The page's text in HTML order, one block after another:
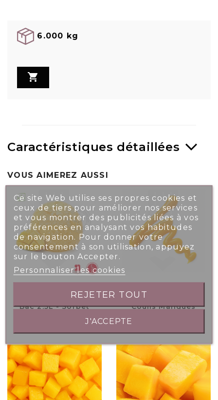
6.000 kg

Caractéristiques détaillées
VOUS AIMEREZ AUSSI
Bac 2.5L - Sorbet
Coulis Mangues
Ce site Web utilise ses propres cookies et
ceux de tiers pour améliorer nos services
et vous montrer des publicités liées à vos
préférences en analysant vos habitudes
de navigation. Pour donner votre
consentement à son utilisation, appuyez
sur le bouton Accepter.
Personnaliser les cookies
REJETER TOUT
J'ACCEPTE